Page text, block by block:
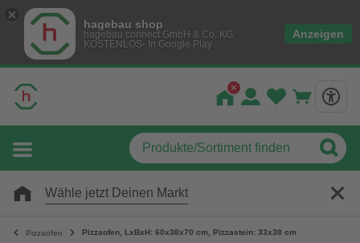
hagebau shop
hagebau connect GmbH & Co. KG
KOSTENLOS- In Google Play
Anzeigen
Wähle jetzt Deinen Markt
Pizzaöfen Pizzaofen, LxBxH: 60x38x70 cm, Pizzastein: 33x38 cm